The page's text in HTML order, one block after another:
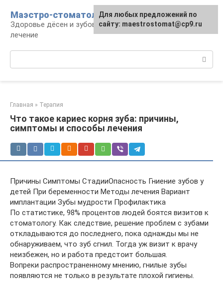
контенту
Маэстро-стоматолог
Здоровье дёсен и зубов, диагностика и
лечение
Главная » Терапия
Что такое кариес корня зуба: причины,
симптомы и способы лечения
Причины Симптомы СтадииОпасность Гниение зубов у
детей При беременности Методы лечения Вариант
имплантации Зубы мудрости Профилактика
По статистике, 98% процентов людей боятся визитов к
стоматологу. Как следствие, решение проблем с зубами
откладываются до последнего, пока однажды мы не
обнаруживаем, что зуб сгнил. Тогда уж визит к врачу
неизбежен, но и работа предстоит большая.
Вопреки распространенному мнению, гнилые зубы
появляются не только в результате плохой гигиены.
Для любых предложений по
сайту: maestrostomat@cp9.ru